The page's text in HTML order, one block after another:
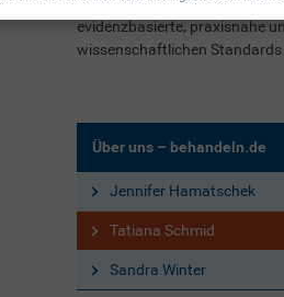
evidenzbasierte, praxisnahe
wissenschaftlichen Standards
Über uns – behandeln.de
Jennifer Hamatschek
Tatiana Schmid
Sandra Winter